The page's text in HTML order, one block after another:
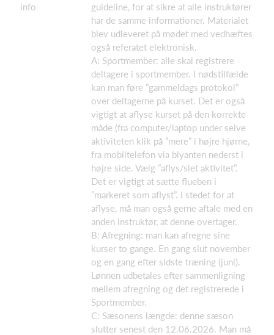
info
guideline, for at sikre at alle instruktører
har de samme informationer. Materialet
blev udleveret på mødet med vedhæftes
også referatet elektronisk.
A: Sportmember: alle skal registrere
deltagere i sportmember. I nødstilfælde
kan man føre ”gammeldags protokol”
over deltagerne på kurset. Det er også
vigtigt at aflyse kurset på den korrekte
måde (fra computer/laptop under selve
aktiviteten klik på ”mere” i højre hjørne,
fra mobiltelefon via blyanten nederst i
højre side. Vælg ”aflys/slet aktivitet”.
Det er vigtigt at sætte flueben i
”markeret som aflyst”. I stedet for at
aflyse, må man også gerne aftale med en
anden instruktør, at denne overtager.
B: Afregning: man kan afregne sine
kurser to gange. En gang slut november
og en gang efter sidste træning (juni).
Lønnen udbetales efter sammenligning
mellem afregning og det registrerede i
Sportmember.
C: Sæsonens længde: denne sæson
slutter senest den 12.06.2026. Man må